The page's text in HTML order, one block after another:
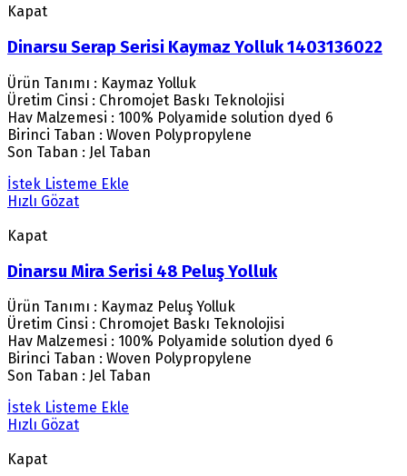
Kapat
Dinarsu Serap Serisi Kaymaz Yolluk 1403136022
Ürün Tanımı : Kaymaz Yolluk
Üretim Cinsi : Chromojet Baskı Teknolojisi
Hav Malzemesi : 100% Polyamide solution dyed 6
Birinci Taban : Woven Polypropylene
Son Taban : Jel Taban
İstek Listeme Ekle
Hızlı Gözat
Kapat
Dinarsu Mira Serisi 48 Peluş Yolluk
Ürün Tanımı : Kaymaz Peluş Yolluk
Üretim Cinsi : Chromojet Baskı Teknolojisi
Hav Malzemesi : 100% Polyamide solution dyed 6
Birinci Taban : Woven Polypropylene
Son Taban : Jel Taban
İstek Listeme Ekle
Hızlı Gözat
Kapat